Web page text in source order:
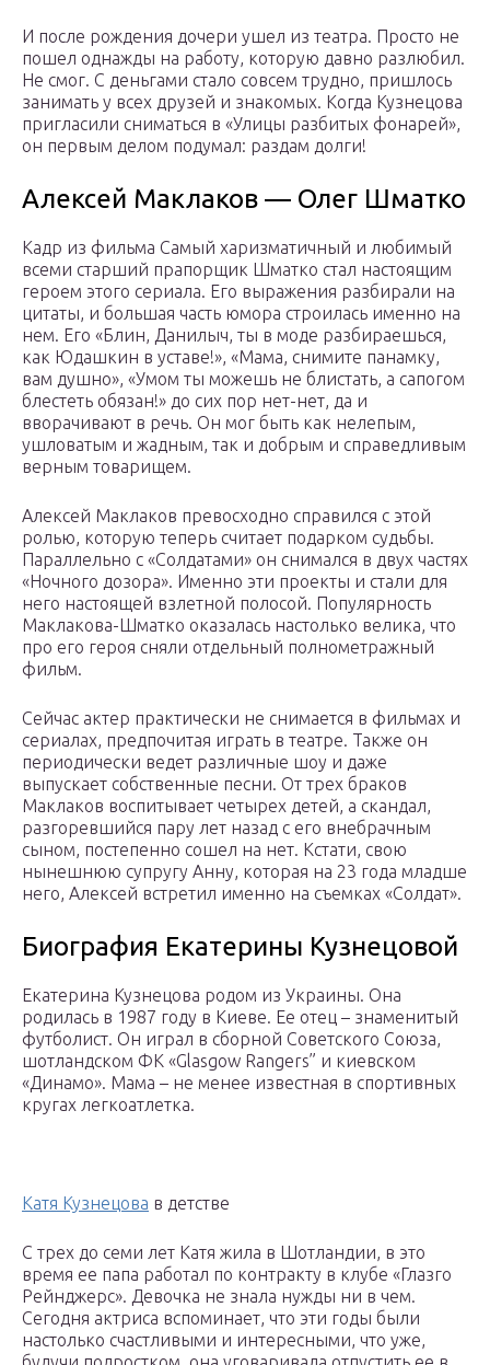
И после рождения дочери ушел из театра. Просто не
пошел однажды на работу, которую давно разлюбил.
Не смог. С деньгами стало совсем трудно, пришлось
занимать у всех друзей и знакомых. Когда Кузнецова
пригласили сниматься в «Улицы разбитых фонарей»,
он первым делом подумал: раздам долги!
Алексей Маклаков — Олег Шматко
Кадр из фильма Самый харизматичный и любимый
всеми старший прапорщик Шматко стал настоящим
героем этого сериала. Его выражения разбирали на
цитаты, и большая часть юмора строилась именно на
нем. Его «Блин, Данилыч, ты в моде разбираешься,
как Юдашкин в уставе!», «Мама, снимите панамку,
вам душно», «Умом ты можешь не блистать, а сапогом
блестеть обязан!» до сих пор нет-нет, да и
вворачивают в речь. Он мог быть как нелепым,
ушловатым и жадным, так и добрым и справедливым
верным товарищем.
Алексей Маклаков превосходно справился с этой
ролью, которую теперь считает подарком судьбы.
Параллельно с «Солдатами» он снимался в двух частях
«Ночного дозора». Именно эти проекты и стали для
него настоящей взлетной полосой. Популярность
Маклакова-Шматко оказалась настолько велика, что
про его героя сняли отдельный полнометражный
фильм.
Сейчас актер практически не снимается в фильмах и
сериалах, предпочитая играть в театре. Также он
периодически ведет различные шоу и даже
выпускает собственные песни. От трех браков
Маклаков воспитывает четырех детей, а скандал,
разгоревшийся пару лет назад с его внебрачным
сыном, постепенно сошел на нет. Кстати, свою
нынешнюю супругу Анну, которая на 23 года младше
него, Алексей встретил именно на съемках «Солдат».
Биография Екатерины Кузнецовой
Екатерина Кузнецова родом из Украины. Она
родилась в 1987 году в Киеве. Ее отец – знаменитый
футболист. Он играл в сборной Советского Союза,
шотландском ФК «Glasgow Rangers” и киевском
«Динамо». Мама – не менее известная в спортивных
кругах легкоатлетка.
Катя Кузнецова в детстве
С трех до семи лет Катя жила в Шотландии, в это
время ее папа работал по контракту в клубе «Глазго
Рейнджерс». Девочка не знала нужды ни в чем.
Сегодня актриса вспоминает, что эти годы были
настолько счастливыми и интересными, что уже,